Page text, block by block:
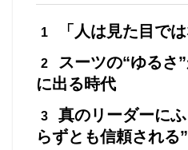
「人は見た目では
スーツの“ゆるさ
に出る時代
真のリーダーに
らずとも信頼される